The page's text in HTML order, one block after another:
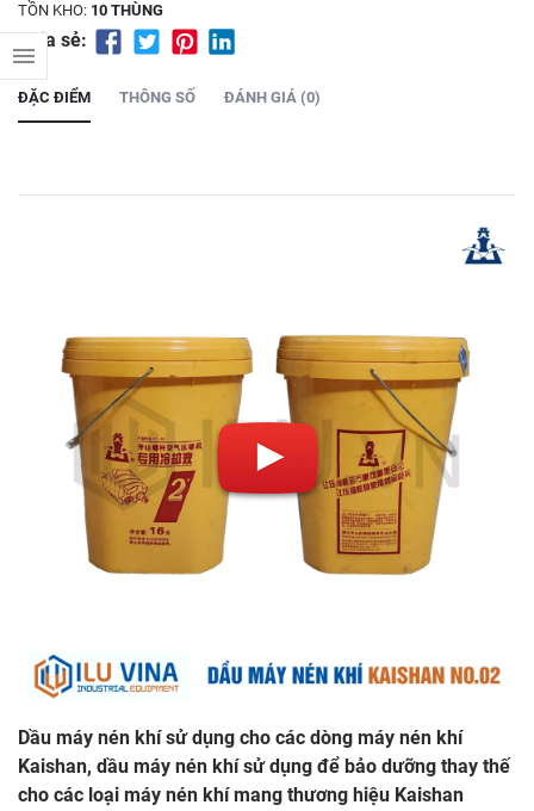
TỒN KHO: 10 THÙNG
Chia sẻ:
ĐẶC ĐIỂM THÔNG SỐ ĐÁNH GIÁ (0)
Dầu máy nén khí sử dụng cho các dòng máy nén khí
Kaishan, dầu máy nén khí sử dụng để bảo dưỡng thay thế
cho các loại máy nén khí mang thương hiệu Kaishan